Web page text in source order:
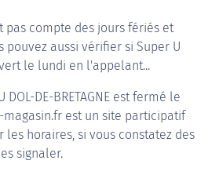
pas compte des jours fériés et
pouvez aussi vérifier si Super U
le lundi en l'appelant...
DOL-DE-BRETAGNE est fermé le
est un site participatif
horaires, si vous constatez des
signaler.